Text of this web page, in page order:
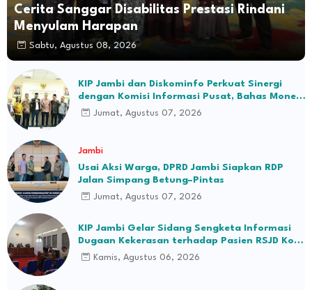
Cerita Sanggar Disabilitas Prestasi Rindani
Menyulam Harapan
Sabtu, Agustus 08, 2026
KIP Jambi dan Diskominfo Perkuat Sinergi
dengan Komisi Informasi Pusat, Bahas Monev
hingga Seleksi Komisioner
Jumat, Agustus 07, 2026
Jambi
Usai Aksi Warga, DPRD Jambi Siapkan RDP
Jalan Simpang Betung–Pintas
Jumat, Agustus 07, 2026
KIP Jambi Gelar Sidang Sengketa Informasi
Dugaan Kekerasan terhadap Pasien RSJD Kol.
H.M.Syukur Jambi
Kamis, Agustus 06, 2026